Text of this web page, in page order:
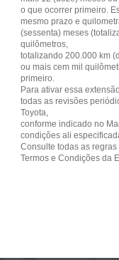
o que ocorrer primeiro.
mesmo prazo e
(sessenta) meses
quilômetros,
totalizando 200.000 km
ou mais cem mil
primeiro.
Para ativar essa
todas as revisões
Toyota,
conforme indicado no
condições ali
Consulte todas as
Termos e Condições da